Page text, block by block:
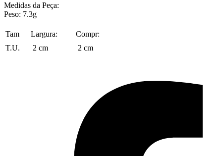
Medidas da Peça:
Peso: 7.3g
Tam Largura:
Compr:
T.U.
2 cm 2 cm